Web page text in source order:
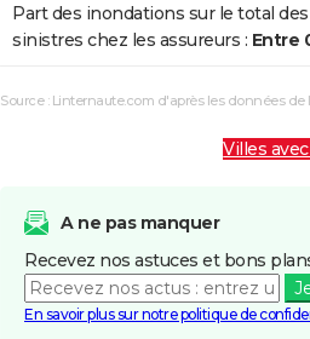
Boue
Boue
Inondations et/ou Coulées de
Inondations et/ou Coulées de
Boue
Inondations et/ou Coulées de
Part des inondations sur le total des
sinistres chez les assureurs : Entre
Source : Linternaute.com d'après les données de
Villes
A ne pas manquer
Recevez nos astuces et bons
En savoir plus sur notre politique de